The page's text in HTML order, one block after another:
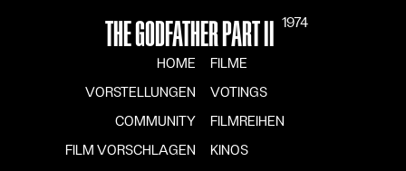
THE GODFATHER PART II 1974
HOME
FILME
VORSTELLUNGEN
VOTINGS
COMMUNITY
FILMREIHEN
FILM VORSCHLAGEN
KINOS